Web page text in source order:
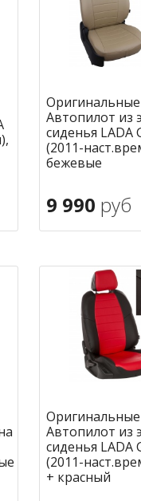
Автопилот из
сиденья LADA
(2011-
бежевые
9 990 руб
Автопилот из
сиденья LADA
(2011-
+ красный